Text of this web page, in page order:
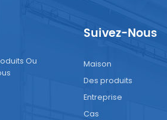
préventiveExploitez les données
permet de planifier
de maintenance détaillé basé
directives du fabricant. Le
considérablement le risque de
Ou
Suivez-Nous
Maison
Des produits
Entreprise
Cas